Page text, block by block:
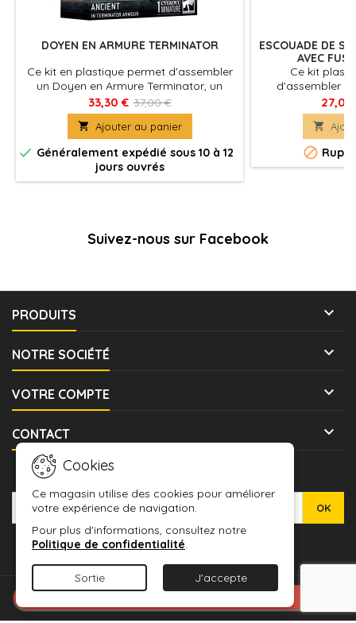
DOYEN EN ARMURE TERMINATOR
Ce kit en plastique permet d'assembler
un Doyen en Armure Terminator, un
vétéran qui sera source d'inspiration
pour vos armées de Space Marines
dans les parties de Warhammer 40,000.
Brandissant bien haut une Bannière
Astartes, il assure par sa présence que
les guerriers proches se battent
d'autant plus farouchement pour la
33,30 € 37,00 €
 Ajouter au panier
 Généralement expédié sous 10 à 12
jours ouvrés
ESCOUADE DE
AVEC
Ce kit
d'assembler 5
Space
équiper de
snipers et
27,00


Suivez-nous sur Facebook
PRODUITS 
NOTRE SOCIÉTÉ 
VOTRE COMPTE 
CONTACT 
Cookies
Ce magasin utilise des cookies pour améliorer
votre expérience de navigation.
Pour plus d'informations, consultez notre
Politique de confidentialité.
Sortie J'accepte
LETTRE D'INFORMATIONS
© Copyright 2026 WARMASHOP - L'ANTRE DES JEUX. All Rights
Reserved.